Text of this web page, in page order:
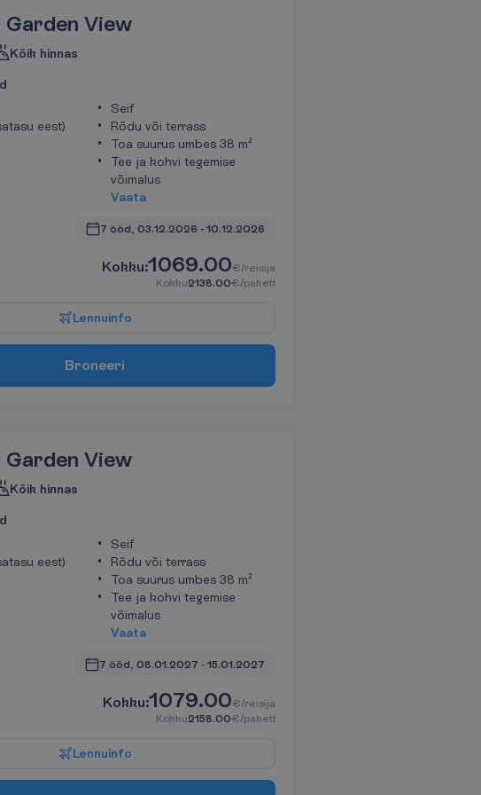
View
Kõik hinnas
d
eest)
Seif
Rõdu või terrass
Toa suurus umbes 38 m²
Tee ja kohvi tegemise
võimalus
Vaata
7 ööd, 03.12.2026 - 10.12.2026
Kokku:1069.00€/reisija
Kokku2138.00€/pakett
Lennuinfo
Broneeri
View
Kõik hinnas
d
eest)
Seif
Rõdu või terrass
Toa suurus umbes 38 m²
Tee ja kohvi tegemise
võimalus
Vaata
7 ööd, 08.01.2027 - 15.01.2027
Kokku:1079.00€/reisija
Kokku2158.00€/pakett
Lennuinfo